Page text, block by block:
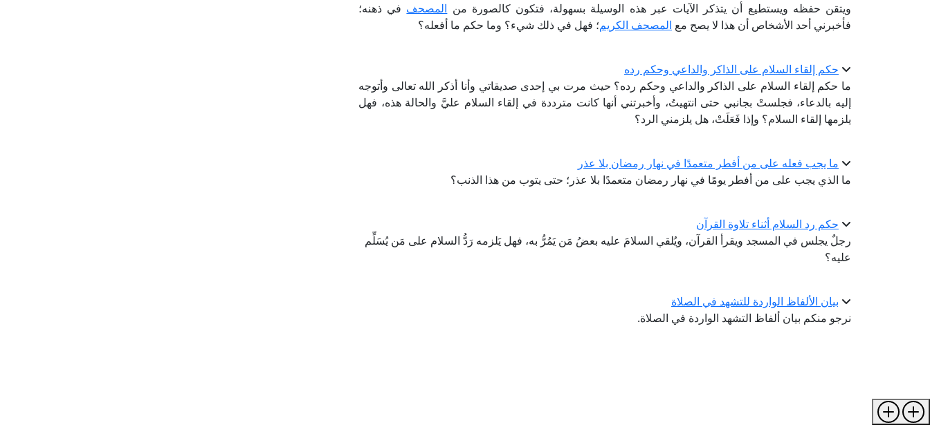
ويتقن حفظه ويستطيع أن يتذكر الآيات عبر هذه الوسيلة بسهولة، فتكون كالصورة من المصحف في ذهنه؛
فأخبرني أحد الأشخاص أن هذا لا يصح مع المصحف الكريم؛ فهل في ذلك شيء؟ وما حكم ما أفعله؟
حكم إلقاء السلام على الذاكر والداعي وحكم رده
ما حكم إلقاء السلام على الذاكر والداعي وحكم رده؟ حيث مرت بي إحدى صديقاتي وأنا أذكر الله تعالى وأتوجه
إليه بالدعاء، فجلستْ بجانبي حتى انتهيتُ، وأخبرتني أنها كانت مترددة في إلقاء السلام عليَّ والحالة هذه، فهل
يلزمها إلقاء السلام؟ وإذا فَعَلَتْ، هل يلزمني الرد؟
ما يجب فعله على من أفطر متعمدًا في نهار رمضان بلا عذر
ما الذي يجب على من أفطر يومًا في نهار رمضان متعمدًا بلا عذر؛ حتى يتوب من هذا الذنب؟
حكم رد السلام أثناء تلاوة القرآن
رجلٌ يجلس في المسجد ويقرأ القرآن، ويُلقي السلامَ عليه بعضُ مَن يَمُرُّ به، فهل يَلزمه رَدُّ السلام على مَن يُسَلِّم
عليه؟
بيان الألفاظ الواردة للتشهد في الصلاة
نرجو منكم بيان ألفاظ التشهد الواردة في الصلاة.